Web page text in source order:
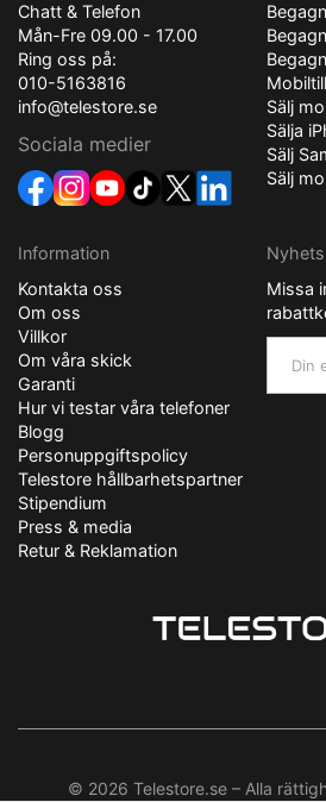
Chatt & Telefon
Mån-Fre 09.00 - 17.00
Ring oss på:
010-5163816
info@telestore.se
Sociala medier
Sälj
Sälja
Sälj
Sälj
Information
Kontakta oss
Om oss
Villkor
Om våra skick
Garanti
Hur vi testar våra telefoner
Blogg
Personuppgiftspolicy
Telestore hållbarhetspartner
Stipendium
Press & media
Retur & Reklamation
Missa
© 2026 Telestore.se – Alla